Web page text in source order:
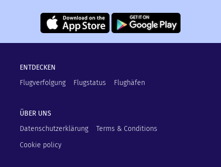
ENTDECKEN
Flugverfolgung
Flugstatus Flughäfen
ÜBER UNS
Datenschutzerklärung
Terms & Conditions
Cookie policy